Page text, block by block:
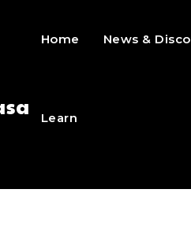
Home News &
Learn